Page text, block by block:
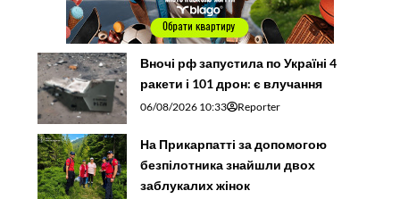
Вночі рф запустила по Україні 4
ракети і 101 дрон: є влучання
06/08/2026 10:33 Reporter
На Прикарпатті за допомогою
безпілотника знайшли двох
заблукалих жінок